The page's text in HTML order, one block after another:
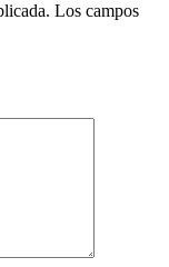
Los campos